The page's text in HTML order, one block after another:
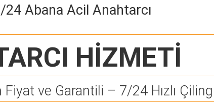
24 Abana Acil Anahtarcı
HİZMETİ
ve Garantili – 7/24 Hızlı